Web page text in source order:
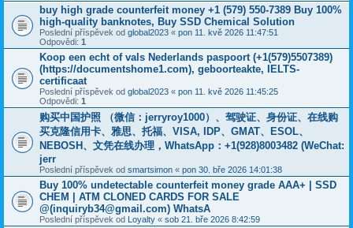
buy high grade counterfeit money +1 (579) 550-7389 Buy 100%
high-quality banknotes, Buy SSD Chemical Solution
Poslední příspěvek od global2023 « pon 11. kvě 2026 11:47:51
Odpovědi: 1
Koop een echt of vals Nederlands paspoort (+1(579)5507389)
(https://documentshome1.com), geboorteakte, IELTS-
certificaat
Poslední příspěvek od global2023 « pon 11. kvě 2026 11:45:25
Odpovědi: 1
购买中国护照 （微信：jerryroy1000）、驾驶证、身份证、在线购
买克隆信用卡、雅思、托福、VISA, IDP、GMAT、ESOL、
NEBOSH、文凭在线办理，WhatsApp：+1(928)8003482 (WeChat:
jerr
Poslední příspěvek od smartsimon « pon 30. bře 2026 14:01:38
Buy 100% undetectable counterfeit money grade AAA+ | SSD
CHEM | ATM CLONED CARDS FOR SALE
@(inquiryb34@gmail.com) WhatsA
Poslední příspěvek od Loyalty « sob 21. bře 2026 8:42:59